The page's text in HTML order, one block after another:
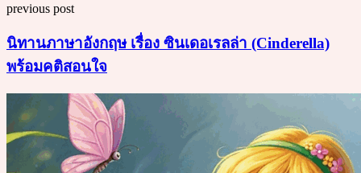
previous post
นิทานภาษาอังกฤษ เรื่อง ซินเดอเรลล่า (Cinderella)
พร้อมคติสอนใจ